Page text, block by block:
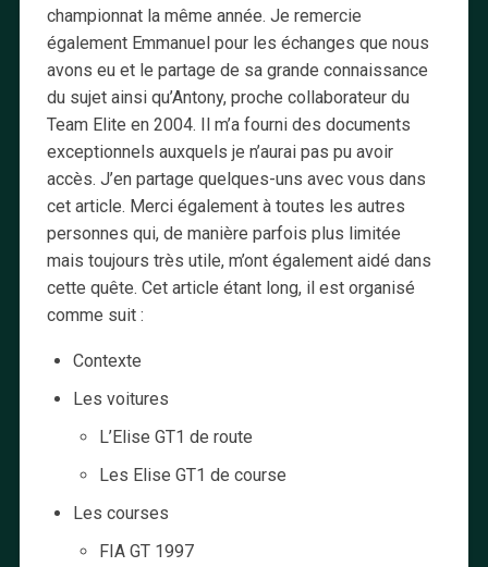
championnat la même année. Je remercie
également Emmanuel pour les échanges que nous
avons eu et le partage de sa grande connaissance
du sujet ainsi qu’Antony, proche collaborateur du
Team Elite en 2004. Il m’a fourni des documents
exceptionnels auxquels je n’aurai pas pu avoir
accès. J’en partage quelques-uns avec vous dans
cet article. Merci également à toutes les autres
personnes qui, de manière parfois plus limitée
mais toujours très utile, m’ont également aidé dans
cette quête. Cet article étant long, il est organisé
comme suit :
Contexte
Les voitures
L’Elise GT1 de route
Les Elise GT1 de course
Les courses
FIA GT 1997